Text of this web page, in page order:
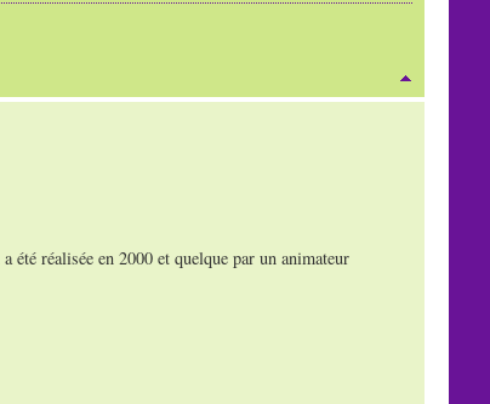
été réalisée en 2000 et quelque par un animateur